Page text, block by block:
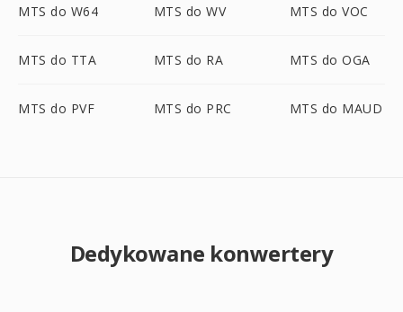
MTS do W64 MTS do WV MTS do VOC
MTS do TTA MTS do RA MTS do OGA
MTS do PVF MTS do PRC MTS do MAUD
Dedykowane konwertery